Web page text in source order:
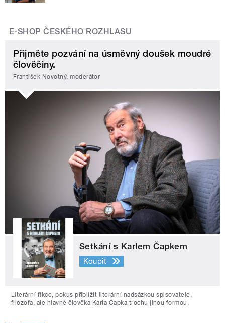
E-SHOP ČESKÉHO ROZHLASU
Přijměte pozvání na úsměvný doušek moudré
člověčiny.
František Novotný, moderátor
Setkání s Karlem Čapkem
Koupit
Literární fikce, pokus přiblížit literární nadsázkou spisovatele,
filozofa, ale hlavně člověka Karla Čapka trochu jinou formou.